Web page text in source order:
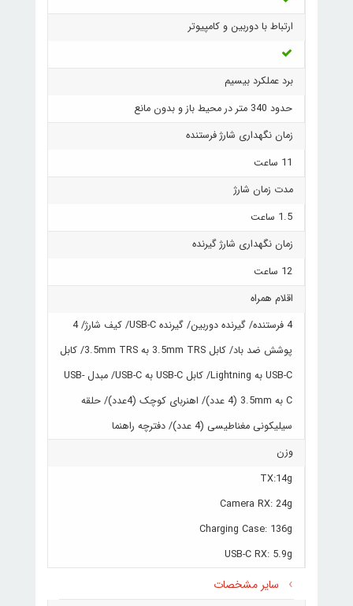
ارتباط با دوربین و کامپیوتر
برد عملکرد بیسیم
حدود 340 متر در محیط باز و بدون مانع
زمان نگهداری شارژ فرستنده
11 ساعت
مدت زمان شارژ
1.5 ساعت
زمان نگهداری شارژ گیرنده
12 ساعت
اقلام همراه
4 فرستنده/ گیرنده دوربین/ گیرنده USB-C/ کیف شارژ/ 4
پوشش ضد باد/ کابل 3.5mm TRS به 3.5mm TRS/ کابل
USB-C به Lightning/ کابل USB-C به USB-C/ مبدل USB-
C به 3.5mm (4 عدد)/ اهنربای کوچک (4عدد)/ حلقه
سیلیکونی مغناطیسی (4 عدد)/ دفترچه راهنما
وزن
TX:14g
Camera RX: 24g
Charging Case: 136g
USB-C RX: 5.9g
سایر مشخصات